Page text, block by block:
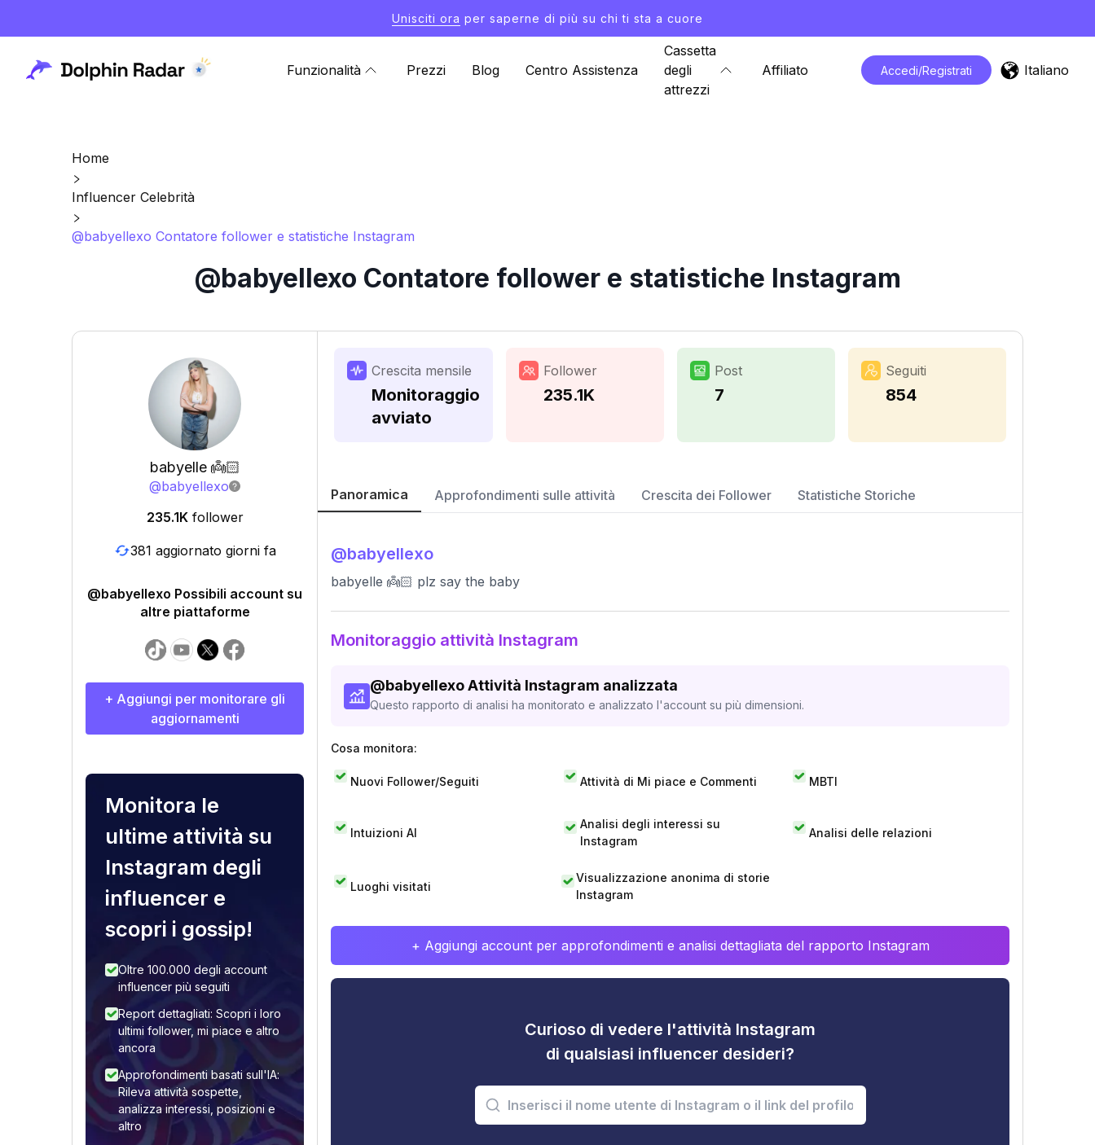
Unisciti ora per saperne di più su chi ti sta a cuore
Funzionalità Prezzi Blog Centro Assistenza
Cassetta
degli
attrezzi
Affiliato Accedi/Registrati Italiano
Home
Influencer Celebrità
@babyellexo Contatore follower e statistiche Instagram
@babyellexo Contatore follower e statistiche Instagram
babyelle 👼🏻
@babyellexo
235.1K follower
381 aggiornato giorni fa
@babyellexo Possibili account su
altre piattaforme
+ Aggiungi per monitorare gli
aggiornamenti
Monitora le
ultime attività su
Instagram degli
influencer e
scopri i gossip!
Oltre 100.000 degli account
influencer più seguiti
Report dettagliati: Scopri i loro
ultimi follower, mi piace e altro
ancora
Approfondimenti basati sull'IA:
Rileva attività sospette,
analizza interessi, posizioni e
altro
Crescita mensile
Monitoraggio
avviato
Follower
235.1K
Post
7
Seguiti
854
Panoramica Approfondimenti sulle attività Crescita dei Follower Statistiche Storiche
@babyellexo
babyelle 👼🏻 plz say the baby
Monitoraggio attività Instagram
@babyellexoAttività Instagram analizzata
Questo rapporto di analisi ha monitorato e analizzato l'account su più dimensioni.
Cosa monitora:
Nuovi Follower/Seguiti Attività di Mi piace e Commenti MBTI
Intuizioni AI
Analisi degli interessi su
Instagram
Analisi delle relazioni
Luoghi visitati
Visualizzazione anonima di storie
Instagram
+ Aggiungi account per approfondimenti e analisi dettagliata del rapporto Instagram
Curioso di vedere l'attività Instagram
di qualsiasi influencer desideri?